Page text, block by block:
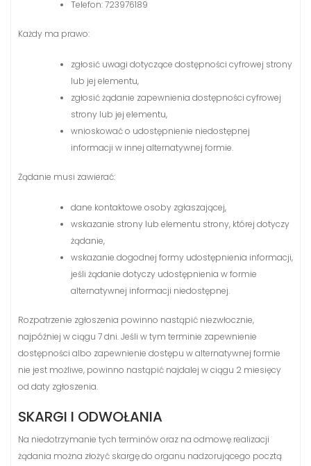
Telefon: 723976189
Każdy ma prawo:
zgłosić uwagi dotyczące dostępności cyfrowej strony
lub jej elementu,
zgłosić żądanie zapewnienia dostępności cyfrowej
strony lub jej elementu,
wnioskować o udostępnienie niedostępnej
informacji w innej alternatywnej formie.
Żądanie musi zawierać:
dane kontaktowe osoby zgłaszającej,
wskazanie strony lub elementu strony, której dotyczy
żądanie,
wskazanie dogodnej formy udostępnienia informacji,
jeśli żądanie dotyczy udostępnienia w formie
alternatywnej informacji niedostępnej.
Rozpatrzenie zgłoszenia powinno nastąpić niezwłocznie,
najpóźniej w ciągu 7 dni. Jeśli w tym terminie zapewnienie
dostępności albo zapewnienie dostępu w alternatywnej formie
nie jest możliwe, powinno nastąpić najdalej w ciągu 2 miesięcy
od daty zgłoszenia.
SKARGI I ODWOŁANIA
Na niedotrzymanie tych terminów oraz na odmowę realizacji
żądania można złożyć skargę do organu nadzorującego pocztą